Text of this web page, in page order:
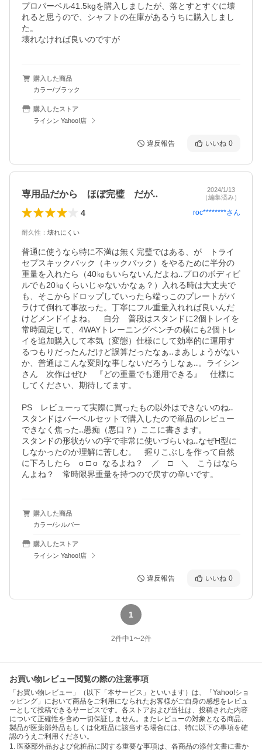
プロパーベル41.5kgを購入しましたが、落とすとすぐに壊
れると思うので、シャフトの在庫があるうちに購入しまし
た。
壊れなければ良いのですが
購入した商品
カラー/ブラック
購入したストア
ライシン Yahoo!店
違反報告 いいね 0
専用品だから ほぼ完璧 だが‥
2024/1/13
（編集済み）
4 roc********さん
耐久性 ： 壊れにくい
普通に使うなら特に不満は無く完璧ではある、が　トライ
セプスキックバック（キックバック）をやるために半分の
重量を入れたら（40㎏もいらないんだよね‥プロのボディビ
ルでも20㎏くらいじゃないかなぁ？）入れる時は大丈夫で
も、そこからドロップしていったら端っこのプレートがバ
ラけて倒れて事故った。丁寧にフル重量入れれば良いんだ
けどメンドイよね。　自分　普段はスタンドに2個トレイを
常時固定して、4WAYトレーニングベンチの横にも2個トレ
イを追加購入して本気（変態）仕様にして効率的に運用す
るつもりだったんだけど誤算だったなぁ‥まあしょうがない
か、普通はこんな変則な事しないだろうしなぁ‥。ライシン
さん　次作はぜひ　『どの重量でも運用できる』　仕様に
してください、期待してます。
PS　レビューって実際に買ったもの以外はできないのね‥
スタンドはバーベルセットで購入したので単品のレビュー
できなく焦った‥愚痴（悪口？）ここに書きます。
スタンドの形状がハの字で非常に使いづらいね‥なぜH型に
しなかったのか理解に苦しむ。　握りこぶしを作って自然
に下ろしたら　o □ o  なるよね？　／　□　＼　こうはなら
んよね？　常時限界重量を持つので戻すの辛いです。
購入した商品
カラー/シルバー
購入したストア
ライシン Yahoo!店
違反報告 いいね 0
1
2件中1〜2件
お買い物レビュー閲覧の際の注意事項
「お買い物レビュー」（以下「本サービス」といいます）は、「Yahoo!ショ
ッピング」において商品をご利用になられたお客様がご自身の感想をレビュ
ーとして投稿できるサービスです。各ストアおよび当社は、投稿された内容
について正確性を含め一切保証しません。またレビューの対象となる商品、
製品が医薬部外品もしくは化粧品に該当する場合には、特に以下の事項を確
認のうえご利用ください。
1. 医薬部外品および化粧品に関する重要な事項は、各商品の添付文書に書か